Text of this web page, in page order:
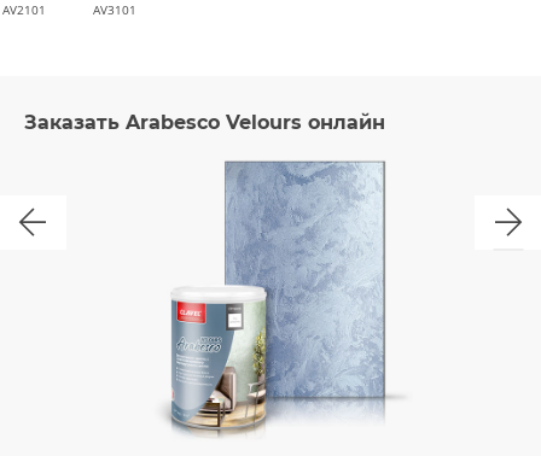
AV2101 AV3101
Заказать Arabesco Velours онлайн